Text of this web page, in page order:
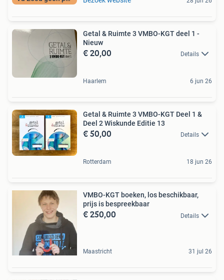
Getal & Ruimte 3 VMBO-KGT deel 1 -
Nieuw
€ 20,00 Details
Haarlem 6 jun 26
Getal & Ruimte 3 VMBO-KGT Deel 1 &
Deel 2 Wiskunde Editie 13
€ 50,00 Details
Rotterdam 18 jun 26
VMBO-KGT boeken, los beschikbaar,
prijs is bespreekbaar
€ 250,00 Details
Maastricht 31 jul 26